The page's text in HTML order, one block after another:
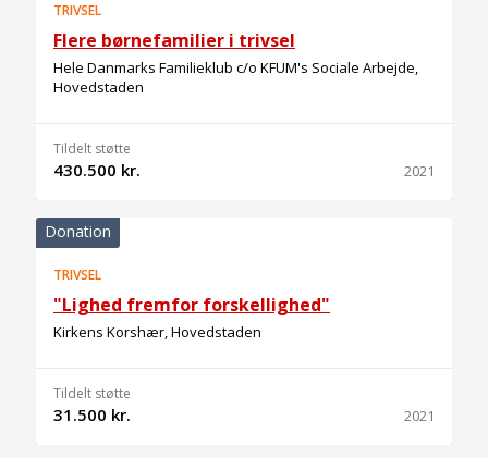
TRIVSEL
Flere børnefamilier i trivsel
Hele Danmarks Familieklub c/o KFUM's Sociale Arbejde,
Hovedstaden
Tildelt støtte
430.500 kr. 2021
Donation
TRIVSEL
"Lighed fremfor forskellighed"
Kirkens Korshær, Hovedstaden
Tildelt støtte
31.500 kr. 2021